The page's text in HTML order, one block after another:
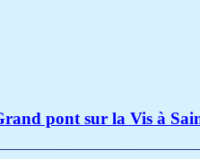
pont sur la Vis à